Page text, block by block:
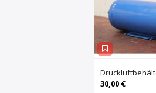
30,00 €